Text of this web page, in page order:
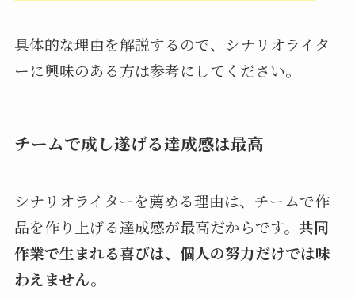
具体的な理由を解説するので、シナリオライタ
ーに興味のある方は参考にしてください。
チームで成し遂げる達成感は最高
シナリオライターを薦める理由は、チームで作
品を作り上げる達成感が最高だからです。 共同
作業で生まれる喜びは、個人の努力だけでは味
わえません。